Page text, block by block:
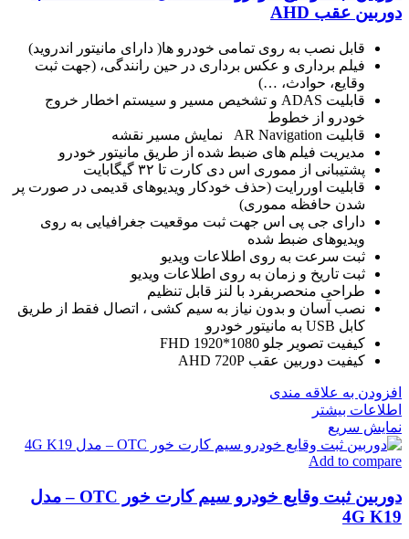
دوربین عقب AHD
قابل نصب به روی تمامی خودرو ها( دارای مانیتور اندروید)
فیلم برداری و عکس برداری در حین رانندگی، (جهت ثبت
وقایع، حوادث، …)
قابلیت ADAS و تشخیص مسیر و سیستم اخطار خروج
خودرو از خطوط
قابلیت AR Navigation نمایش مسیر نقشه
مدیریت فیلم های ضبط شده از طریق مانیتور خودرو
پشتیبانی از مموری اس دی کارت تا ۳۲ گیگابایت
قابلیت اوررایت (حذف خودکار ویدیوهای قدیمی در صورت پر
شدن حافظه مموری)
دارای جی پی اس جهت ثبت موقعیت جغرافیایی به روی
ویدیوهای ضبط شده
ثبت سرعت به روی اطلاعات ویدیو
ثبت تاریخ و زمان به روی اطلاعات ویدیو
طراحی منحصربفرد با لنز قابل تنظیم
نصب آسان و بدون نیاز به سیم کشی ، اتصال فقط از طریق
کابل USB به مانیتور خودرو
کیفیت تصویر جلو FHD 1920*1080
کیفیت دوربین عقب AHD 720P
افزودن به علاقه مندی
اطلاعات بیشتر
نمایش سریع
Add to compare
دوربین ثبت وقایع خودرو سیم کارت خور OTC – مدل
4G K19